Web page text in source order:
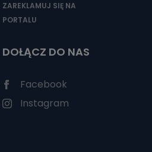
ZAREKLAMUJ SIĘ NA
PORTALU
DOŁĄCZ DO NAS
Facebook
Instagram